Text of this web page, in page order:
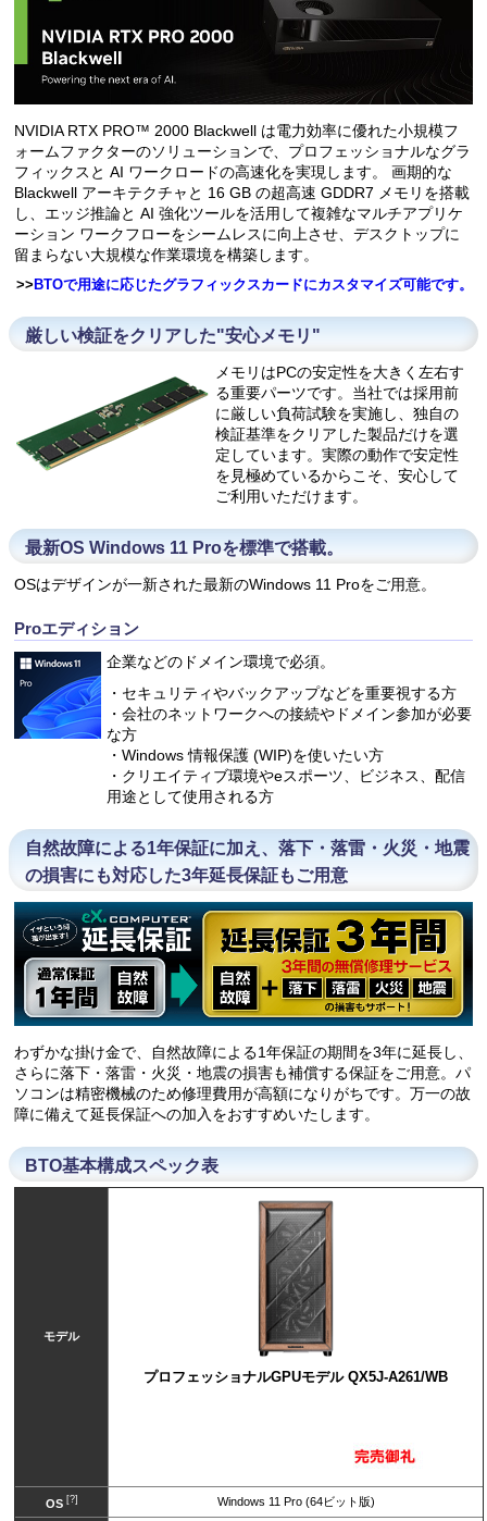
NVIDIA RTX PRO™ 2000 Blackwell は電力効率に優れた小規模フ
ォームファクターのソリューションで、プロフェッショナルなグラ
フィックスと AI ワークロードの高速化を実現します。 画期的な
Blackwell アーキテクチャと 16 GB の超高速 GDDR7 メモリを搭載
し、エッジ推論と AI 強化ツールを活用して複雑なマルチアプリケ
ーション ワークフローをシームレスに向上させ、デスクトップに
留まらない大規模な作業環境を構築します。
>>BTOで用途に応じたグラフィックスカードにカスタマイズ可能です。
厳しい検証をクリアした"安心メモリ"
メモリはPCの安定性を大きく左右す
る重要パーツです。当社では採用前
に厳しい負荷試験を実施し、独自の
検証基準をクリアした製品だけを選
定しています。実際の動作で安定性
を見極めているからこそ、安心して
ご利用いただけます。
最新OS Windows 11 Proを標準で搭載。
OSはデザインが一新された最新のWindows 11 Proをご用意。
Proエディション
企業などのドメイン環境で必須。
・セキュリティやバックアップなどを重要視する方
・会社のネットワークへの接続やドメイン参加が必要
な方
・Windows 情報保護 (WIP)を使いたい方
・クリエイティブ環境やeスポーツ、ビジネス、配信
用途として使用される方
自然故障による1年保証に加え、落下・落雷・火災・地震
の損害にも対応した3年延長保証もご用意
わずかな掛け金で、自然故障による1年保証の期間を3年に延長し、
さらに落下・落雷・火災・地震の損害も補償する保証をご用意。パ
ソコンは精密機械のため修理費用が高額になりがちです。万一の故
障に備えて延長保証への加入をおすすめいたします。
BTO基本構成スペック表
モデル
プロフェッショナルGPUモデル QX5J-A261/WB
OS[?] Windows 11 Pro (64ビット版)